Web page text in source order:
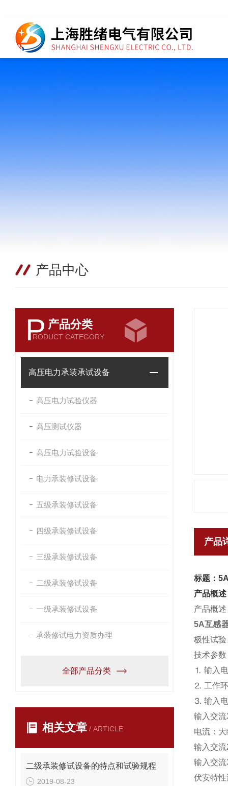
产品中心
P 产品分类
RODUCT CATEGORY
高压电力承装承试设备
高压电力试验仪器
高压测试仪器
高压电力试验设备
电力承装修试设备
五级承装修试设备
四级承装修试设备
三级承装修试设备
二级承装修试设备
一级承装修试设备
承装修试电力资质办理
全部产品分类
相关文章 / ARTICLE
二级承装修试设备的特点和试验规程
2019-08-23
产品
标题：
产品概述
产品概述
5A互感
极性试
技术参数
⒈ 输入
⒉ 工作
⒊ 输入
输入交
电流：
输入交
输入交
伏安特